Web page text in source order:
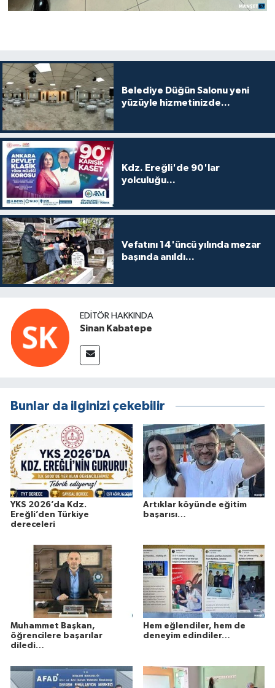
Belediye Düğün Salonu yeni
yüzüyle hizmetinizde...
Kdz. Ereğli'de 90'lar
yolculuğu...
Vefatını 14'üncü yılında mezar
başında anıldı...
EDITÖR HAKKINDA
Sinan Kabatepe
Bunlar da ilginizi çekebilir
YKS 2026’da Kdz.
Ereğli’den Türkiye
dereceleri
Artıklar köyünde eğitim
başarısı…
Muhammet Başkan,
öğrencilere başarılar
diledi…
Hem eğlendiler, hem de
deneyim edindiler…